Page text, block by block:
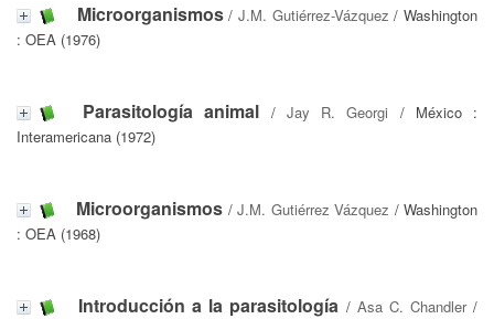
Microorganismos/J.M. Gutiérrez-Vázquez / Washington
: OEA (1976)
Parasitología animal / Jay R. Georgi / México :
Interamericana (1972)
Microorganismos /J.M. Gutiérrez Vázquez / Washington
: OEA (1968)
Introducción a la parasitología / Asa C. Chandler/